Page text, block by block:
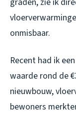
onmisbaar.
Recent had ik
waarde rond de
nieuwbouw,
bewoners